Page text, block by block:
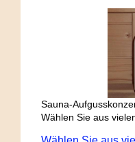
Sauna-
Wählen Sie aus